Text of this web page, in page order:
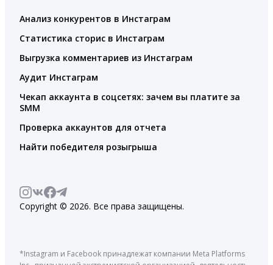
Анализ конкурентов в Инстаграм
Статистика сторис в Инстаграм
Выгрузка комментариев из Инстаграм
Аудит Инстаграм
Чекап аккаунта в соцсетях: зачем вы платите за
SMM
Проверка аккаунтов для отчета
Найти победителя розыгрыша
Copyright © 2026. Все права защищены.
*Instagram и Facebook принадлежат компании Meta Platforms